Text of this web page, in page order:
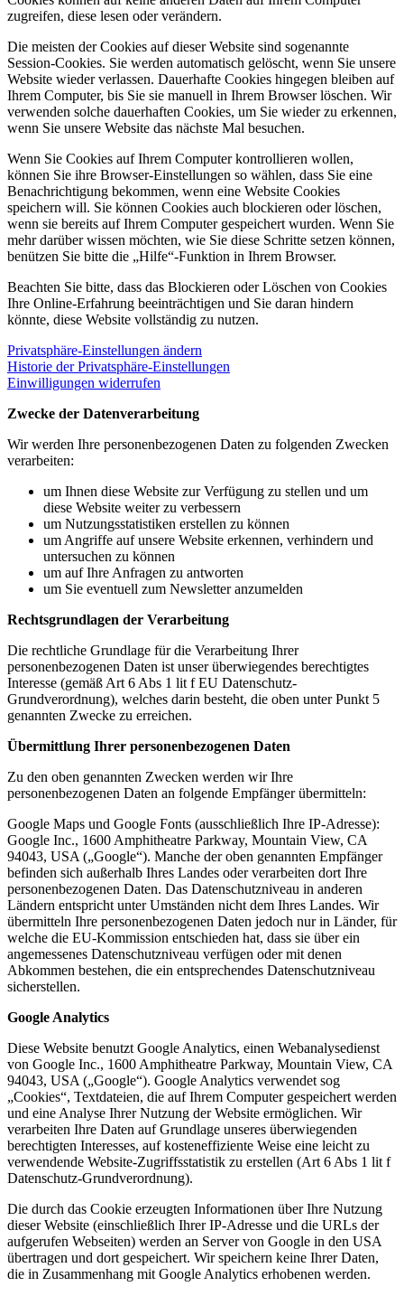
zugreifen, diese lesen oder verändern.
Die meisten der Cookies auf dieser Website sind sogenannte
Session-Cookies. Sie werden automatisch gelöscht, wenn Sie unsere
Website wieder verlassen. Dauerhafte Cookies hingegen bleiben auf
Ihrem Computer, bis Sie sie manuell in Ihrem Browser löschen. Wir
verwenden solche dauerhaften Cookies, um Sie wieder zu erkennen,
wenn Sie unsere Website das nächste Mal besuchen.
Wenn Sie Cookies auf Ihrem Computer kontrollieren wollen,
können Sie ihre Browser-Einstellungen so wählen, dass Sie eine
Benachrichtigung bekommen, wenn eine Website Cookies
speichern will. Sie können Cookies auch blockieren oder löschen,
wenn sie bereits auf Ihrem Computer gespeichert wurden. Wenn Sie
mehr darüber wissen möchten, wie Sie diese Schritte setzen können,
benützen Sie bitte die „Hilfe“-Funktion in Ihrem Browser.
Beachten Sie bitte, dass das Blockieren oder Löschen von Cookies
Ihre Online-Erfahrung beeinträchtigen und Sie daran hindern
könnte, diese Website vollständig zu nutzen.
Privatsphäre-Einstellungen ändern
Historie der Privatsphäre-Einstellungen
Einwilligungen widerrufen
Zwecke der Datenverarbeitung
Wir werden Ihre personenbezogenen Daten zu folgenden Zwecken
verarbeiten:
um Ihnen diese Website zur Verfügung zu stellen und um
diese Website weiter zu verbessern
um Nutzungsstatistiken erstellen zu können
um Angriffe auf unsere Website erkennen, verhindern und
untersuchen zu können
um auf Ihre Anfragen zu antworten
um Sie eventuell zum Newsletter anzumelden
Rechtsgrundlagen der Verarbeitung
Die rechtliche Grundlage für die Verarbeitung Ihrer
personenbezogenen Daten ist unser überwiegendes berechtigtes
Interesse (gemäß Art 6 Abs 1 lit f EU Datenschutz-
Grundverordnung), welches darin besteht, die oben unter Punkt 5
genannten Zwecke zu erreichen.
Übermittlung Ihrer personenbezogenen Daten
Zu den oben genannten Zwecken werden wir Ihre
personenbezogenen Daten an folgende Empfänger übermitteln:
Google Maps und Google Fonts (ausschließlich Ihre IP-Adresse):
Google Inc., 1600 Amphitheatre Parkway, Mountain View, CA
94043, USA („Google“). Manche der oben genannten Empfänger
befinden sich außerhalb Ihres Landes oder verarbeiten dort Ihre
personenbezogenen Daten. Das Datenschutzniveau in anderen
Ländern entspricht unter Umständen nicht dem Ihres Landes. Wir
übermitteln Ihre personenbezogenen Daten jedoch nur in Länder, für
welche die EU-Kommission entschieden hat, dass sie über ein
angemessenes Datenschutzniveau verfügen oder mit denen
Abkommen bestehen, die ein entsprechendes Datenschutzniveau
sicherstellen.
Google Analytics
Diese Website benutzt Google Analytics, einen Webanalysedienst
von Google Inc., 1600 Amphitheatre Parkway, Mountain View, CA
94043, USA („Google“). Google Analytics verwendet sog
„Cookies“, Textdateien, die auf Ihrem Computer gespeichert werden
und eine Analyse Ihrer Nutzung der Website ermöglichen. Wir
verarbeiten Ihre Daten auf Grundlage unseres überwiegenden
berechtigten Interesses, auf kosteneffiziente Weise eine leicht zu
verwendende Website-Zugriffsstatistik zu erstellen (Art 6 Abs 1 lit f
Datenschutz-Grundverordnung).
Die durch das Cookie erzeugten Informationen über Ihre Nutzung
dieser Website (einschließlich Ihrer IP-Adresse und die URLs der
aufgerufen Webseiten) werden an Server von Google in den USA
übertragen und dort gespeichert. Wir speichern keine Ihrer Daten,
die in Zusammenhang mit Google Analytics erhobenen werden.